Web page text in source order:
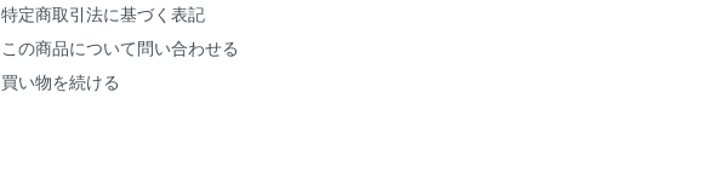
特定商取引法に基づく表記
この商品について問い合わせる
買い物を続ける